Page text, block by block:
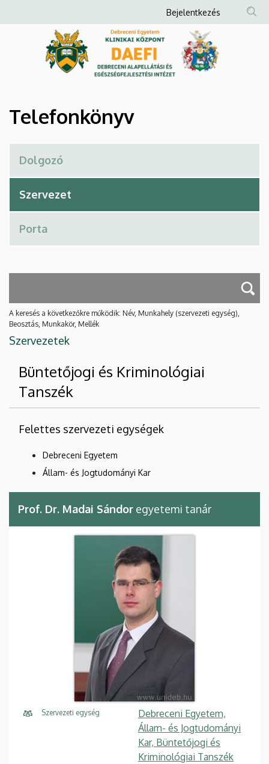
Debreceni
és
Egészségfejlesztési
Intézet
a
Anonim
Felhasználói
fiók
menüje
Bejelentkezés
Telefonkönyv
A keresés a következőkre működik: Név, Munkahely (szervezeti egység),
Beosztás, Munkakör, Mellék
Szervezetek
Büntetőjogi és Kriminológiai
Tanszék
Felettes szervezeti egységek
Debreceni Egyetem
Állam- és Jogtudományi Kar
Prof. Dr. Madai Sándor egyetemi tanár
Szervezeti egység
Debreceni Egyetem,
Állam- és Jogtudományi
Kar, Büntetőjogi és
Kriminológiai Tanszék